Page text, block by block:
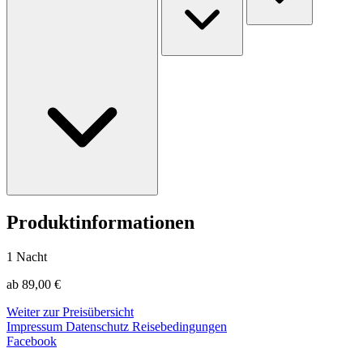
Produktinformationen
1 Nacht
ab 89,00 €
Weiter zur Preisübersicht
Impressum Datenschutz Reisebedingungen
Facebook